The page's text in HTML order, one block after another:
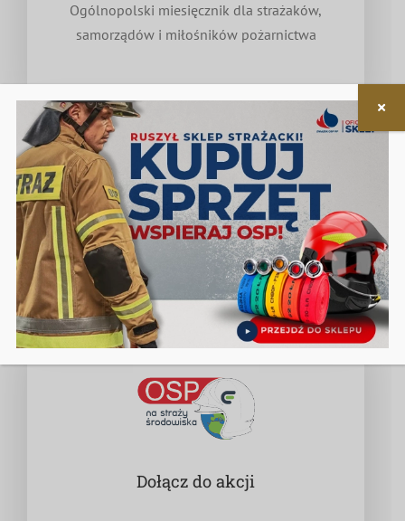
Ogólnopolski miesięcznik dla strażaków,
samorządów i miłośników pożarnictwa
Nieodpłatna pomoc prawna
w zakresie związanym z funkcjonowaniem OSP
Dołącz do akcji